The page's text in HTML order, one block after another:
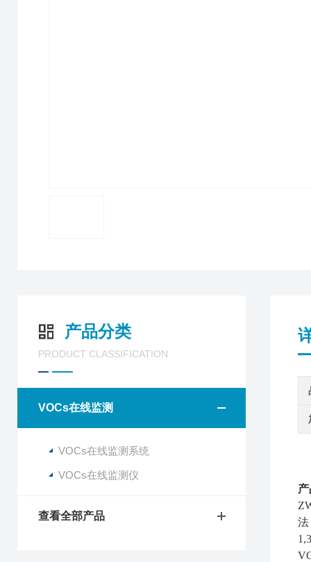
产品分类
PRODUCT CLASSIFICATION
VOCs在线监测
VOCs在线监测系统
VOCs在线监测仪
查看全部产品
法